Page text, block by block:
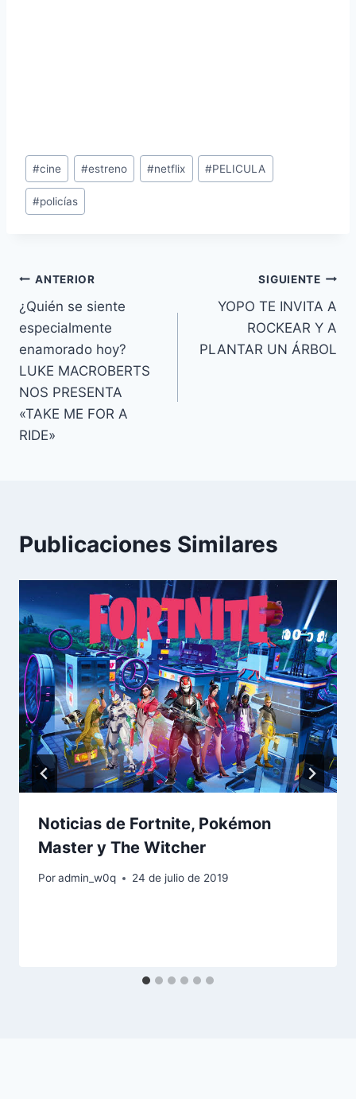
Etiquetas
de
la
#cine #estreno #netflix #PELICULA
#policías
Navegación
de
entradas
ANTERIOR
¿Quién se siente
especialmente
enamorado hoy?
LUKE MACROBERTS
NOS PRESENTA
«TAKE ME FOR A
RIDE»
SIGUIENTE
YOPO TE INVITA A
ROCKEAR Y A
PLANTAR UN ÁRBOL
Publicaciones Similares
Noticias de Fortnite, Pokémon
Master y The Witcher
Poradmin_w0q 24 de julio de 2019